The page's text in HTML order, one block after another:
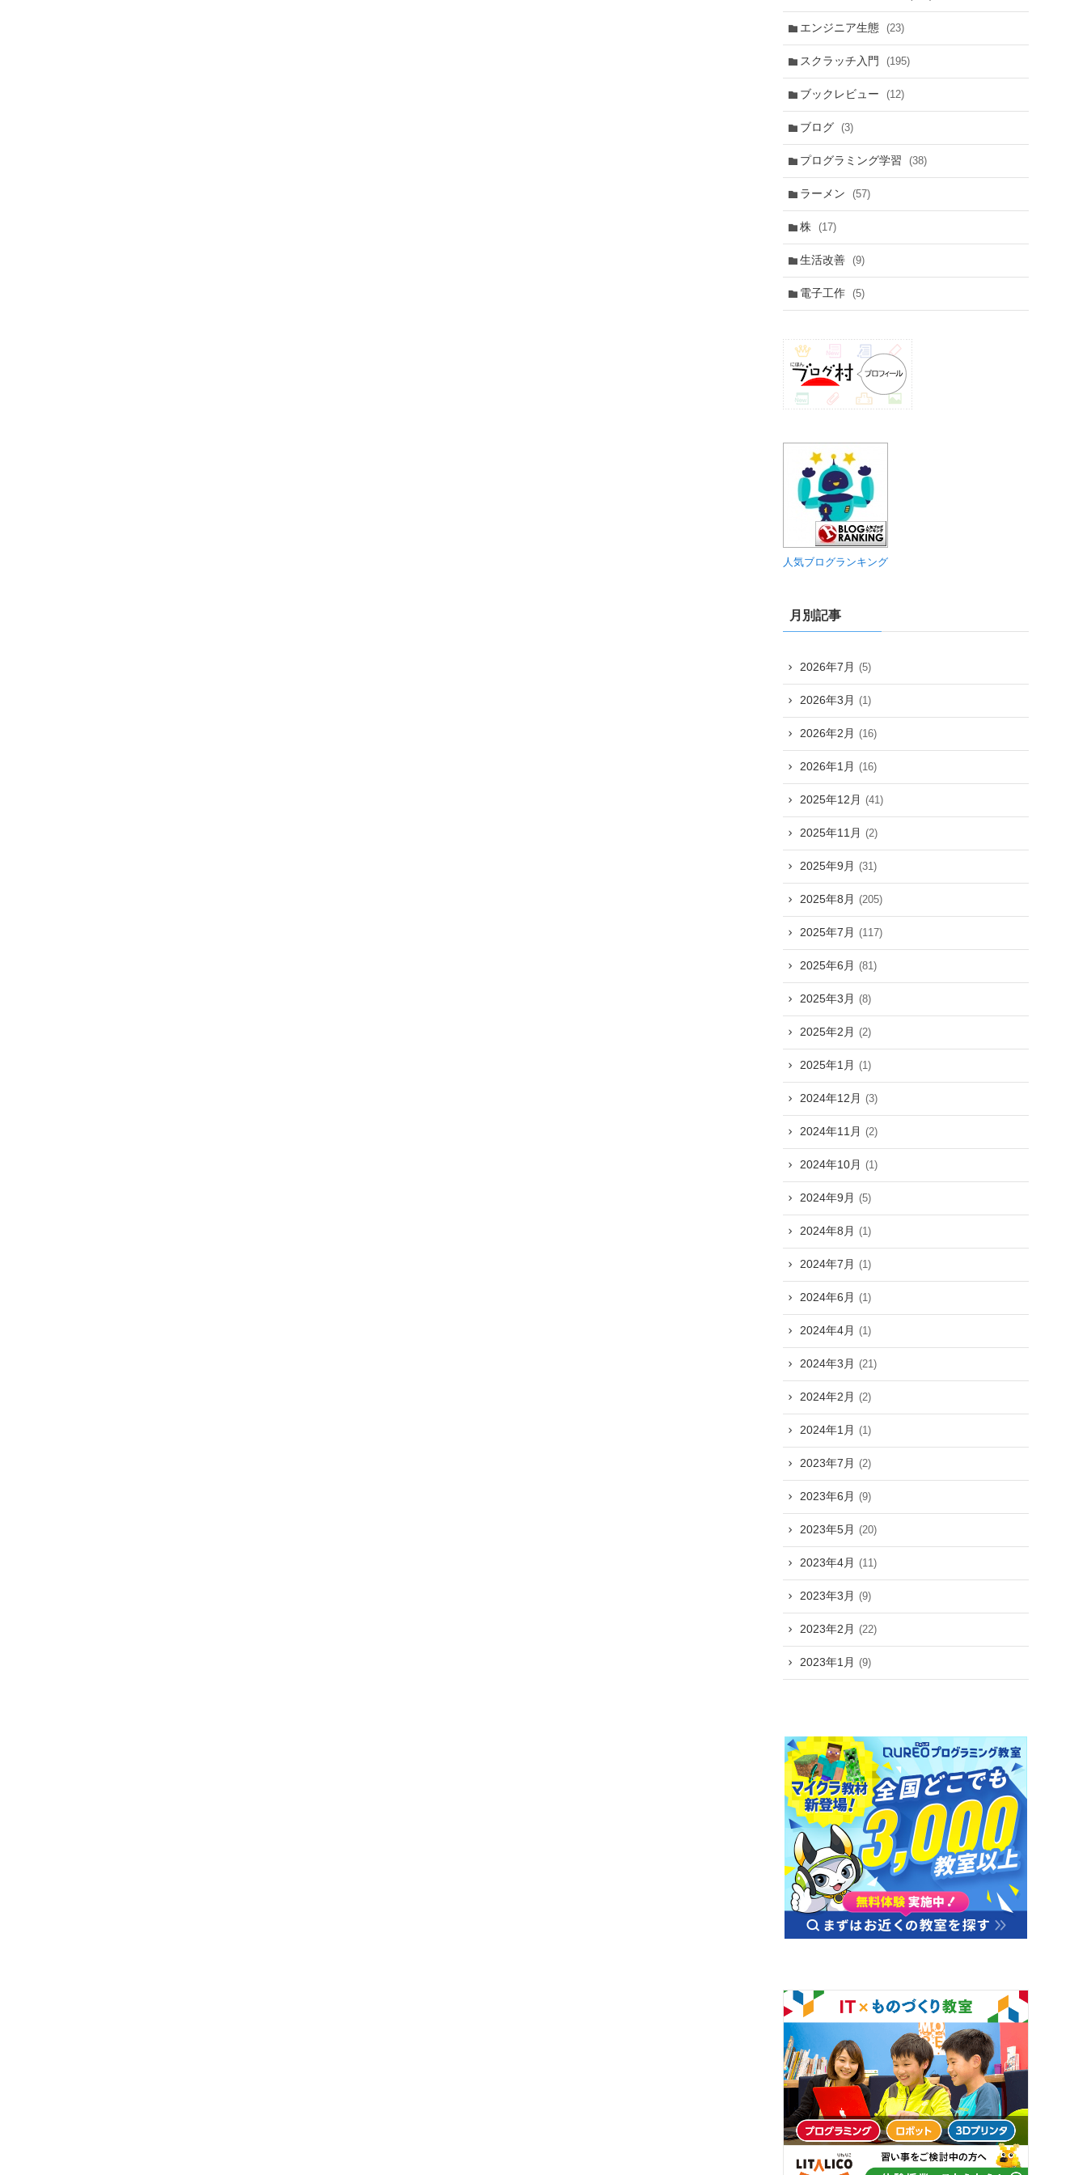
エンジニア生態 (23)
スクラッチ入門 (195)
ブックレビュー (12)
ブログ (3)
プログラミング学習 (38)
ラーメン (57)
株 (17)
生活改善 (9)
電子工作 (5)
人気ブログランキング
月別記事
2026年7月 (5)
2026年3月 (1)
2026年2月 (16)
2026年1月 (16)
2025年12月 (41)
2025年11月 (2)
2025年9月 (31)
2025年8月 (205)
2025年7月 (117)
2025年6月 (81)
2025年3月 (8)
2025年2月 (2)
2025年1月 (1)
2024年12月 (3)
2024年11月 (2)
2024年10月 (1)
2024年9月 (5)
2024年8月 (1)
2024年7月 (1)
2024年6月 (1)
2024年4月 (1)
2024年3月 (21)
2024年2月 (2)
2024年1月 (1)
2023年7月 (2)
2023年6月 (9)
2023年5月 (20)
2023年4月 (11)
2023年3月 (9)
2023年2月 (22)
2023年1月 (9)